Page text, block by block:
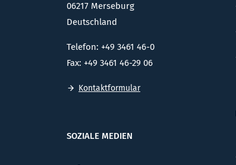
06217 Merseburg
Deutschland
Telefon: +49 3461 46-0
Fax: +49 3461 46-29 06
Kontaktformular
SOZIALE MEDIEN